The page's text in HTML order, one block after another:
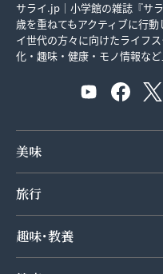
サライ.jp｜小学館の雑誌『サ
歳を重ねてもアクティブに行
イ世代の方々に向けたライフ
化・趣味・健康・モノ情報な
美味
旅行
趣味･教養